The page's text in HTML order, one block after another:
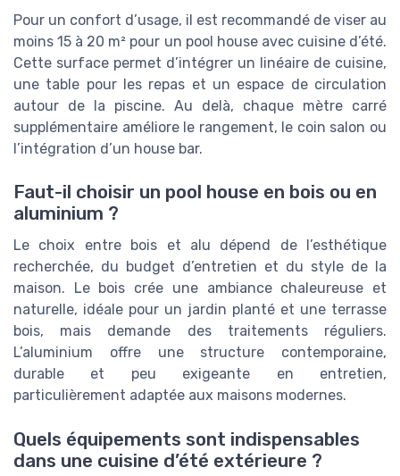
Pour un confort d’usage, il est recommandé de viser au
moins 15 à 20 m² pour un pool house avec cuisine d’été.
Cette surface permet d’intégrer un linéaire de cuisine,
une table pour les repas et un espace de circulation
autour de la piscine. Au delà, chaque mètre carré
supplémentaire améliore le rangement, le coin salon ou
l’intégration d’un house bar.
Faut-il choisir un pool house en bois ou en
aluminium ?
Le choix entre bois et alu dépend de l’esthétique
recherchée, du budget d’entretien et du style de la
maison. Le bois crée une ambiance chaleureuse et
naturelle, idéale pour un jardin planté et une terrasse
bois, mais demande des traitements réguliers.
L’aluminium offre une structure contemporaine,
durable et peu exigeante en entretien,
particulièrement adaptée aux maisons modernes.
Quels équipements sont indispensables
dans une cuisine d’été extérieure ?